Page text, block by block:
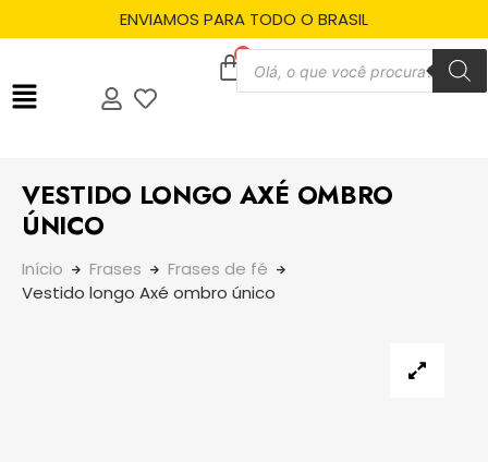
ENVIAMOS PARA TODO O BRASIL
VESTIDO LONGO AXÉ OMBRO
ÚNICO
Início Frases
Frases de fé
Vestido longo Axé ombro único